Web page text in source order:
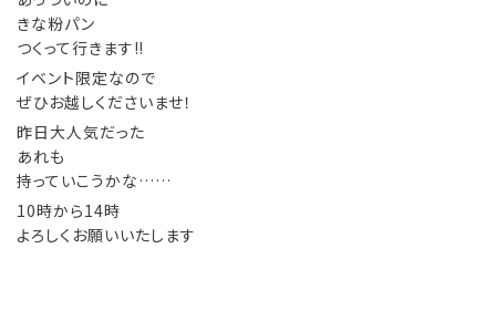
きな粉パン
つくって行きます‼️
イベント限定なので
ぜひお越しくださいませ！
昨日大人気だった
あれも
持っていこうかな……
10時から14時
よろしくお願いいたします